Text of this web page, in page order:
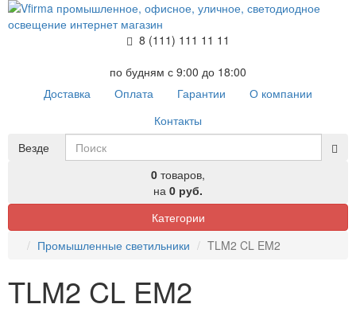
8 (111) 111 11 11
по будням с 9:00 до 18:00
Доставка
Оплата Гарантии
О компании
Контакты
Везде
0 товаров,
на 0 руб.
Категории
Промышленные светильники
TLM2 CL EM2
TLM2 CL EM2